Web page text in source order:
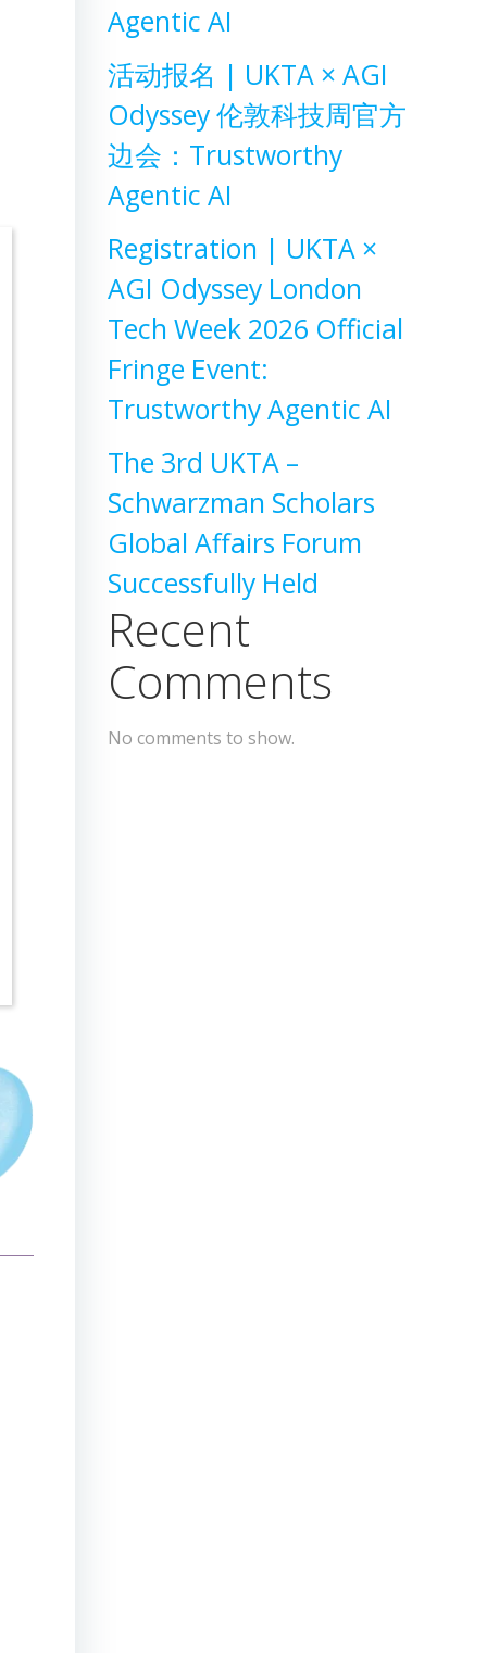
Agentic AI
活动报名 | UKTA × AGI
Odyssey 伦敦科技周官方
边会：Trustworthy
Agentic AI
Registration | UKTA ×
AGI Odyssey London
Tech Week 2026 Official
Fringe Event:
Trustworthy Agentic AI
The 3rd UKTA –
Schwarzman Scholars
Global Affairs Forum
Successfully Held
Recent
Comments
No comments to show.